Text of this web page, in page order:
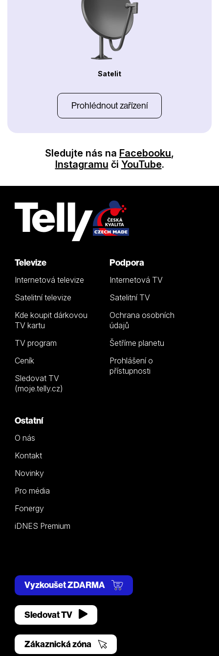
Satelit
Prohlédnout zařízení
Sledujte nás na Facebooku,
Instagramu či YouTube.
Televize
Internetová televize
Satelitní televize
Kde koupit dárkovou
TV kartu
TV program
Ceník
Sledovat TV
(moje.telly.cz)
Podpora
Internetová TV
Satelitní TV
Ochrana osobních
údajů
Šetříme planetu
Prohlášení o
přístupnosti
Ostatní
O nás
Kontakt
Novinky
Pro média
Fonergy
iDNES Premium
Vyzkoušet ZDARMA
Sledovat TV
Zákaznická zóna